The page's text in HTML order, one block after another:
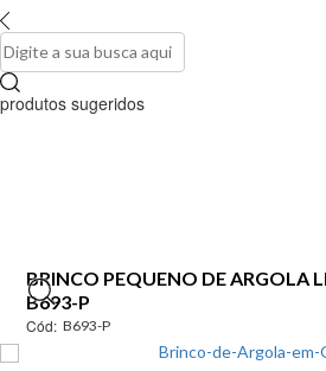
produtos sugeridos
BRINCO PEQUENO DE ARGOLA
B693-P
Cód: B693-P